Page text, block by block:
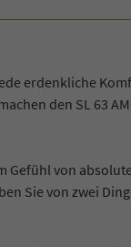
erdenkliche
den SL 63
Gefühl von
Sie von zwei